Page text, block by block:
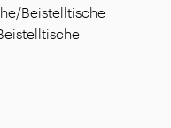
Beistelltische